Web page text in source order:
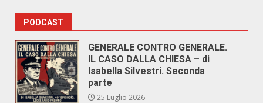
PODCAST
GENERALE CONTRO GENERALE.
IL CASO DALLA CHIESA – di
Isabella Silvestri. Seconda
parte
25 Luglio 2026